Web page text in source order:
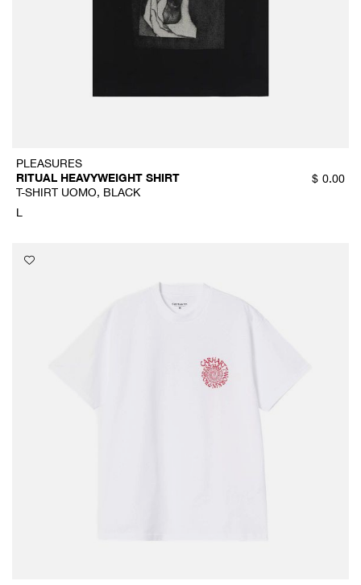
PLEASURES
RITUAL HEAVYWEIGHT SHIRT
T-SHIRT UOMO, BLACK
$ 0.00
L